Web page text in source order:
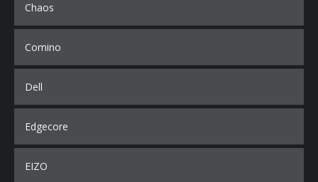
Chaos
Comino
Dell
Edgecore
EIZO